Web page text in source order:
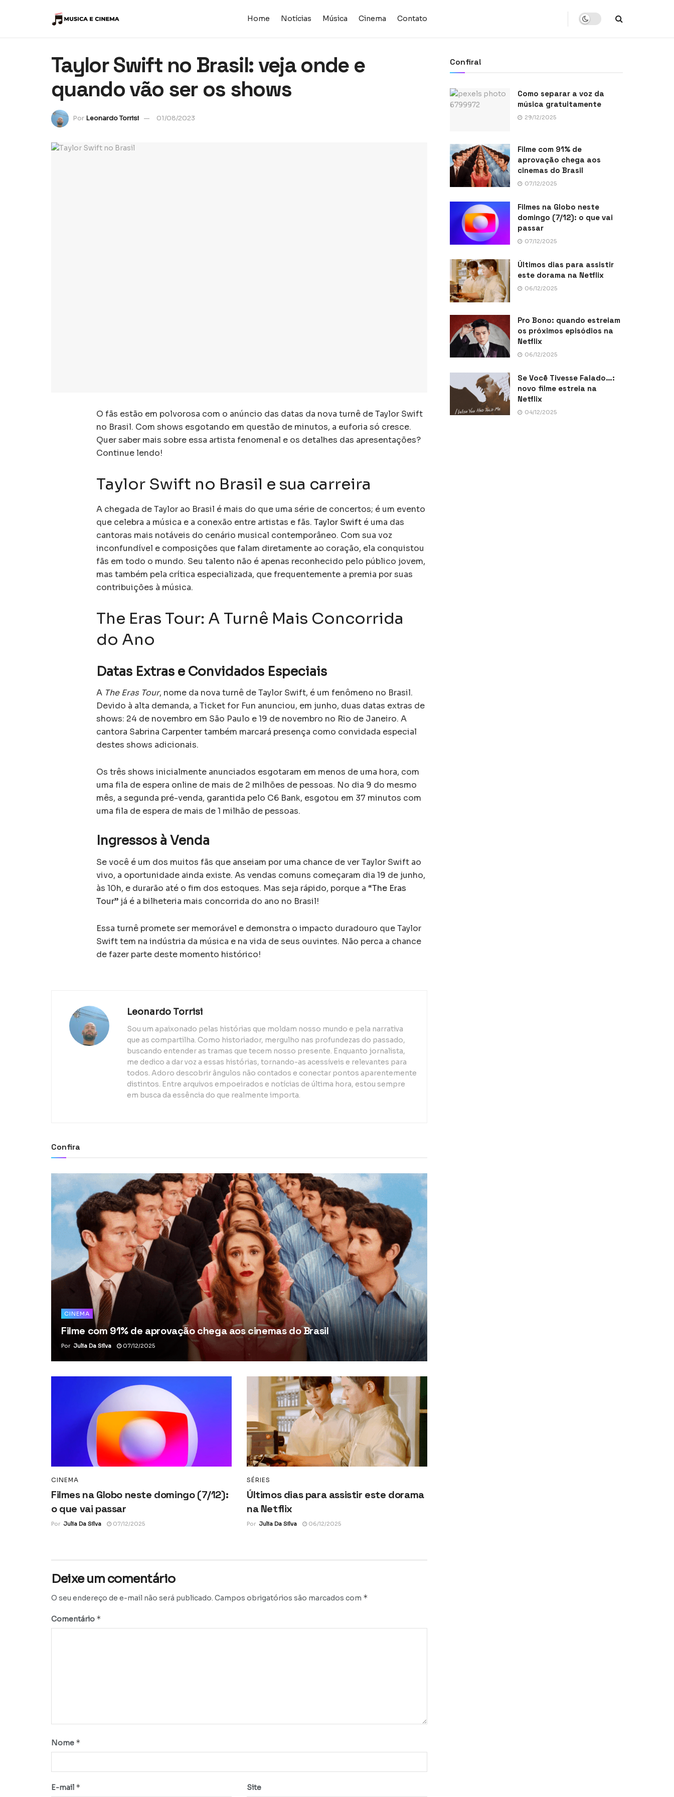
Home Notícias Música Cinema Contato
Taylor Swift no Brasil: veja onde e
quando vão ser os shows
Por Leonardo Torrisi 01/08/2023
O fãs estão em polvorosa com o anúncio das datas da nova turnê de Taylor Swift
no Brasil. Com shows esgotando em questão de minutos, a euforia só cresce.
Quer saber mais sobre essa artista fenomenal e os detalhes das apresentações?
Continue lendo!
Taylor Swift no Brasil e sua carreira
A chegada de Taylor ao Brasil é mais do que uma série de concertos; é um evento
que celebra a música e a conexão entre artistas e fãs. Taylor Swift é uma das
cantoras mais notáveis do cenário musical contemporâneo. Com sua voz
inconfundível e composições que falam diretamente ao coração, ela conquistou
fãs em todo o mundo. Seu talento não é apenas reconhecido pelo público jovem,
mas também pela crítica especializada, que frequentemente a premia por suas
contribuições à música.
The Eras Tour: A Turnê Mais Concorrida
do Ano
Datas Extras e Convidados Especiais
A The Eras Tour, nome da nova turnê de Taylor Swift, é um fenômeno no Brasil.
Devido à alta demanda, a Ticket for Fun anunciou, em junho, duas datas extras de
shows: 24 de novembro em São Paulo e 19 de novembro no Rio de Janeiro. A
cantora Sabrina Carpenter também marcará presença como convidada especial
destes shows adicionais.
Os três shows inicialmente anunciados esgotaram em menos de uma hora, com
uma fila de espera online de mais de 2 milhões de pessoas. No dia 9 do mesmo
mês, a segunda pré-venda, garantida pelo C6 Bank, esgotou em 37 minutos com
uma fila de espera de mais de 1 milhão de pessoas.
Ingressos à Venda
Se você é um dos muitos fãs que anseiam por uma chance de ver Taylor Swift ao
vivo, a oportunidade ainda existe. As vendas comuns começaram dia 19 de junho,
às 10h, e durarão até o fim dos estoques. Mas seja rápido, porque a “The Eras
Tour” já é a bilheteria mais concorrida do ano no Brasil!
Essa turnê promete ser memorável e demonstra o impacto duradouro que Taylor
Swift tem na indústria da música e na vida de seus ouvintes. Não perca a chance
de fazer parte deste momento histórico!
Leonardo Torrisi
Sou um apaixonado pelas histórias que moldam nosso mundo e pela narrativa
que as compartilha. Como historiador, mergulho nas profundezas do passado,
buscando entender as tramas que tecem nosso presente. Enquanto jornalista,
me dedico a dar voz a essas histórias, tornando-as acessíveis e relevantes para
todos. Adoro descobrir ângulos não contados e conectar pontos aparentemente
distintos. Entre arquivos empoeirados e notícias de última hora, estou sempre
em busca da essência do que realmente importa.
Confira
CINEMA
Filme com 91% de aprovação chega aos cinemas do Brasil
Por Julia Da Silva 07/12/2025
CINEMA
Filmes na Globo neste domingo (7/12):
o que vai passar
Por Julia Da Silva 07/12/2025
SÉRIES
Últimos dias para assistir este dorama
na Netflix
Por Julia Da Silva 06/12/2025
Deixe um comentário
O seu endereço de e-mail não será publicado. Campos obrigatórios são marcados com *
Comentário *
Nome *
E-mail * Site
Confira!
Como separar a voz da
música gratuitamente
29/12/2025
Filme com 91% de
aprovação chega aos
cinemas do Brasil
07/12/2025
Filmes na Globo neste
domingo (7/12): o que vai
passar
07/12/2025
Últimos dias para assistir
este dorama na Netflix
06/12/2025
Pro Bono: quando estreiam
os próximos episódios na
Netflix
06/12/2025
Se Você Tivesse Falado…:
novo filme estreia na
Netflix
04/12/2025